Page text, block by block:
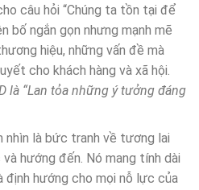
câu hỏi “Chúng ta tồn tại để
bố ngắn gọn nhưng mạnh mẽ
hiệu, những vấn đề mà
cho khách hàng và xã hội.
là “Lan tỏa những ý tưởng đáng
nhìn là bức tranh về tương lai
hướng đến. Nó mang tính dài
định hướng cho mọi nỗ lực của